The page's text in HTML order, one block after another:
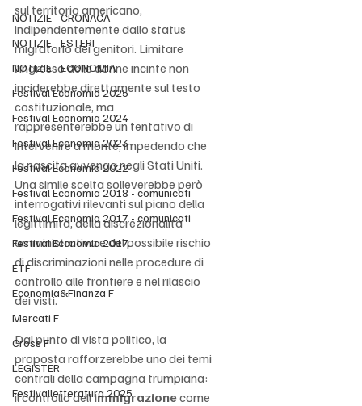
NOTIZIE - CRONACA
NOTIZIE - ESTERI
NOTIZIE - ECONOMIA
Festival Economia 2025
Festival Economia 2024
Festival Economia 2023
Festival Economia 2022
Festival Economia 2018 - comunicati
Festival Economia 2017 - comunicati
Festival Economia 2017
ETF
Economia&Finanza F
Mercati F
Cross F
LEGISTER
Festivalletteratura 2025
sul territorio americano,
indipendentemente dallo status
migratorio dei genitori. Limitare
l’ingresso delle donne incinte non
inciderebbe direttamente sul testo
costituzionale, ma
rappresenterebbe un tentativo di
intervenire a monte, impedendo che
la nascita avvenga negli Stati Uniti.
Una simile scelta solleverebbe però
interrogativi rilevanti sul piano della
legittimità, della discrezionalità
amministrativa e del possibile rischio
di discriminazioni nelle procedure di
controllo alle frontiere e nel rilascio
dei visti.
Dal punto di vista politico, la
proposta rafforzerebbe uno dei temi
centrali della campagna trumpiana:
il controllo dell’immigrazione come